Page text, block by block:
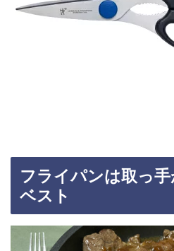
フライパンは取っ
ベスト